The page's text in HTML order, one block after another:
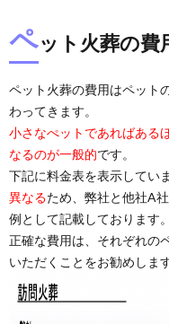
ペット火葬の費
ペット火葬の費用はペット
わってきます。
小さなぺットであればある
なるのが一般的です。
下記に料金表を表示してい
異なるため、弊社と他社A
例として記載しております。
正確な費用は、それぞれの
いただくことをお勧めします